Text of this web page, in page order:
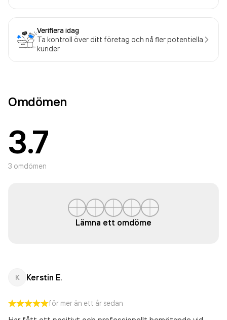
Verifiera idag
Ta kontroll över ditt företag och nå fler potentiella
kunder
Omdömen
3.7
3 omdömen
Lämna ett omdöme
K Kerstin E.
för mer än ett år sedan